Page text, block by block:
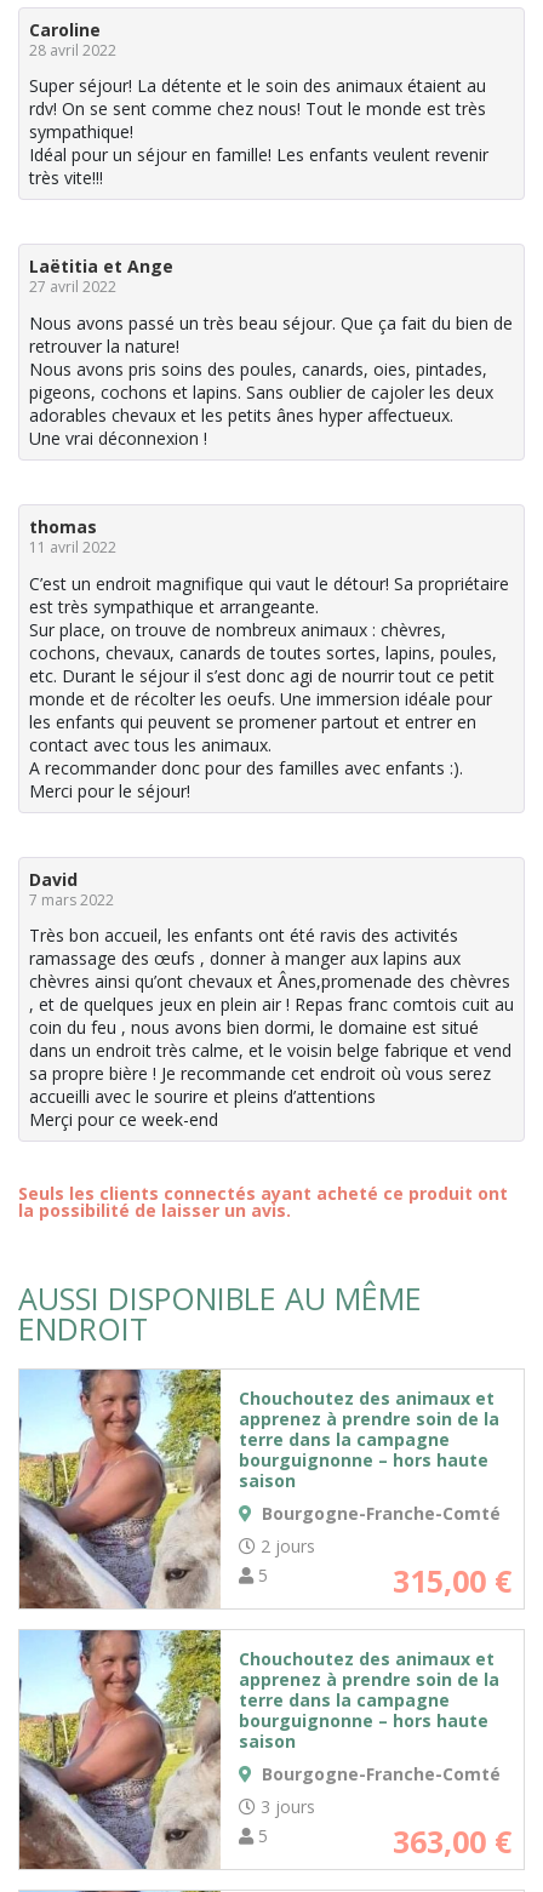
Caroline
28 avril 2022
Super séjour! La détente et le soin des animaux étaient au
rdv! On se sent comme chez nous! Tout le monde est très
sympathique!
Idéal pour un séjour en famille! Les enfants veulent revenir
très vite!!!
Laëtitia et Ange
27 avril 2022
Nous avons passé un très beau séjour. Que ça fait du bien de
retrouver la nature!
Nous avons pris soins des poules, canards, oies, pintades,
pigeons, cochons et lapins. Sans oublier de cajoler les deux
adorables chevaux et les petits ânes hyper affectueux.
Une vrai déconnexion !
thomas
11 avril 2022
C’est un endroit magnifique qui vaut le détour! Sa propriétaire
est très sympathique et arrangeante.
Sur place, on trouve de nombreux animaux : chèvres,
cochons, chevaux, canards de toutes sortes, lapins, poules,
etc. Durant le séjour il s’est donc agi de nourrir tout ce petit
monde et de récolter les oeufs. Une immersion idéale pour
les enfants qui peuvent se promener partout et entrer en
contact avec tous les animaux.
A recommander donc pour des familles avec enfants :).
Merci pour le séjour!
David
7 mars 2022
Très bon accueil, les enfants ont été ravis des activités
ramassage des œufs , donner à manger aux lapins aux
chèvres ainsi qu’ont chevaux et Ânes,promenade des chèvres
, et de quelques jeux en plein air ! Repas franc comtois cuit au
coin du feu , nous avons bien dormi, le domaine est situé
dans un endroit très calme, et le voisin belge fabrique et vend
sa propre bière ! Je recommande cet endroit où vous serez
accueilli avec le sourire et pleins d’attentions
Merçi pour ce week-end
Seuls les clients connectés ayant acheté ce produit ont
la possibilité de laisser un avis.
AUSSI DISPONIBLE AU MÊME
ENDROIT
Chouchoutez des animaux et
apprenez à prendre soin de la
terre dans la campagne
bourguignonne – hors haute
saison
Bourgogne-Franche-Comté
2 jours
5
315,00 €
Chouchoutez des animaux et
apprenez à prendre soin de la
terre dans la campagne
bourguignonne – hors haute
saison
Bourgogne-Franche-Comté
3 jours
5
363,00 €